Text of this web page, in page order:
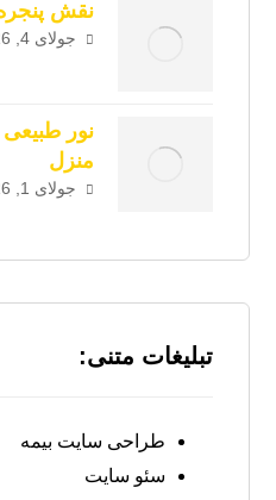
نقش
جولای 4, 2026
نور
منزل
جولای 1, 2026
تبلیغات متنی:
طراحی سایت بیمه
سئو سایت